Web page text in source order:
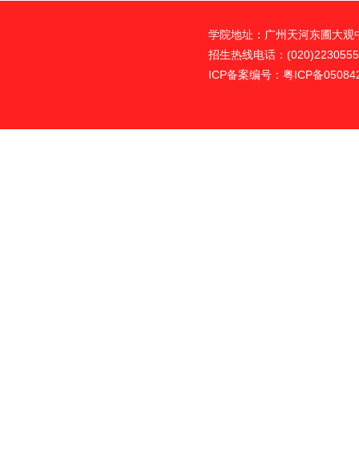
学院地址：广州天河东圃大
招生热线电话：
ICP备案编号：粤ICP备